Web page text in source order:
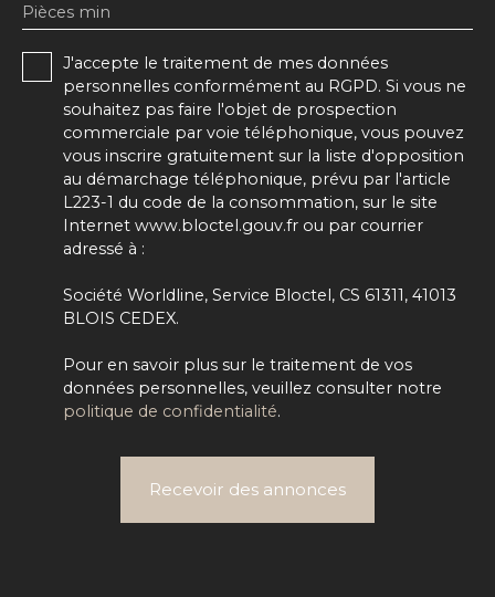
Pièces min
J'accepte le traitement de mes données
personnelles conformément au RGPD. Si vous ne
souhaitez pas faire l'objet de prospection
commerciale par voie téléphonique, vous pouvez
vous inscrire gratuitement sur la liste d'opposition
au démarchage téléphonique, prévu par l'article
L223-1 du code de la consommation, sur le site
Internet www.bloctel.gouv.fr ou par courrier
adressé à :
Société Worldline, Service Bloctel, CS 61311, 41013
BLOIS CEDEX.
Pour en savoir plus sur le traitement de vos
données personnelles, veuillez consulter notre
politique de confidentialité.
Recevoir des annonces